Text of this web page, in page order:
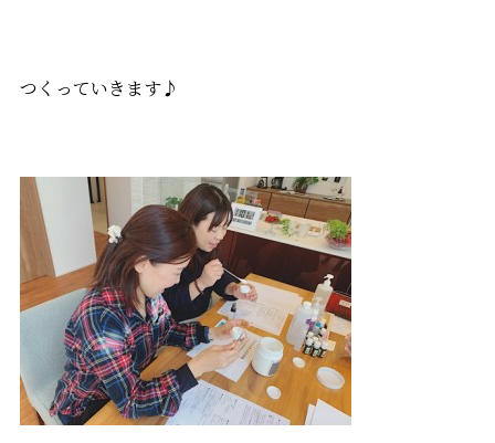
つくっていきます♪